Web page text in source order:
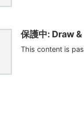
保護中: Draw
This content is